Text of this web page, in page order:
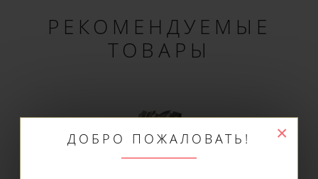
ДОБРО ПОЖАЛОВАТЬ! ×
РЕКОМЕНДУЕМЫЕ
ТОВАРЫ